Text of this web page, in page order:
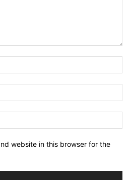
website in this browser for the